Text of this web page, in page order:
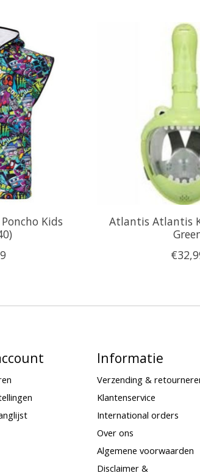
Kids
Atlantis Atlantis
Informatie
Verzending &
Klantenservice
International orders
Over ons
Algemene voorwaarden
Disclaimer &